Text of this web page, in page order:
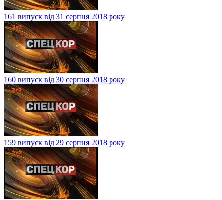
161 випуск від 31 серпня 2018 року
160 випуск від 30 серпня 2018 року
159 випуск від 29 серпня 2018 року